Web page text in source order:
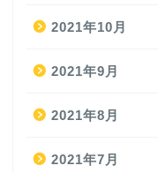
2021年10月
2021年9月
2021年8月
2021年7月